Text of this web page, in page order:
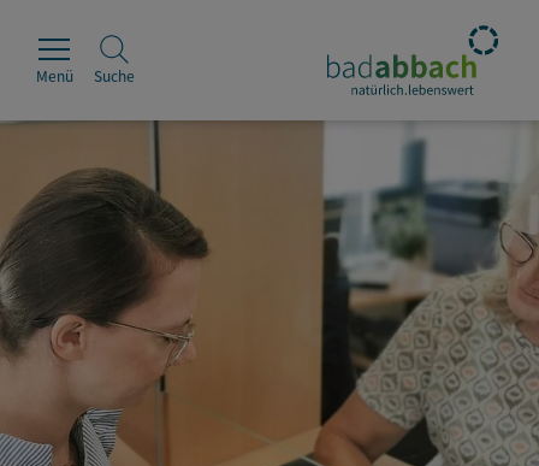
Rathaus
Erleben
Leben & Wohnen
Wirtschaft & Handel
Menü Suche